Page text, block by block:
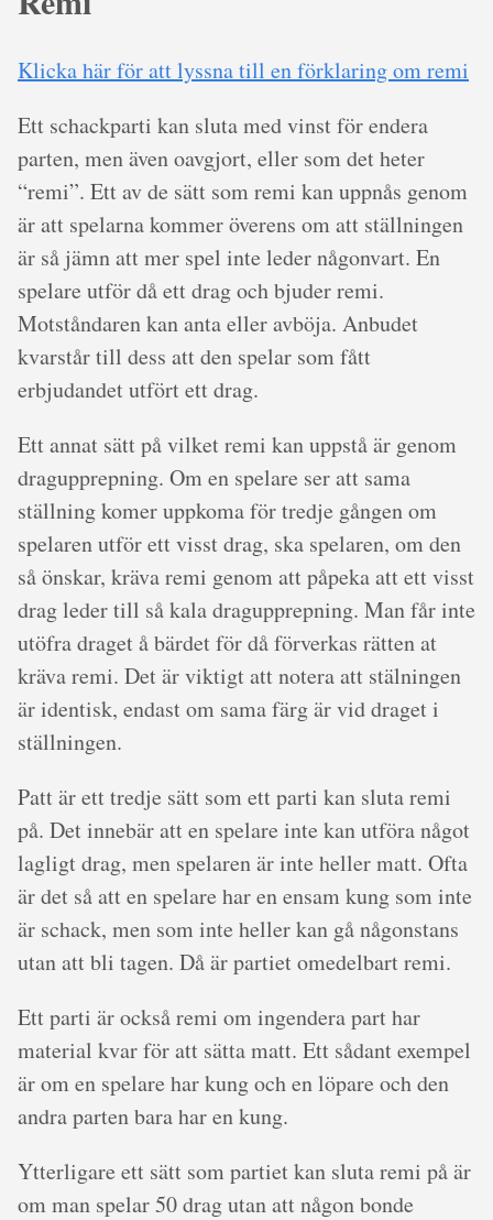
Klicka här för att lyssna till en förklaring om remi
Ett schackparti kan sluta med vinst för endera
parten, men även oavgjort, eller som det heter
“remi”. Ett av de sätt som remi kan uppnås genom
är att spelarna kommer överens om att ställningen
är så jämn att mer spel inte leder någonvart. En
spelare utför då ett drag och bjuder remi.
Motståndaren kan anta eller avböja. Anbudet
kvarstår till dess att den spelar som fått
erbjudandet utfört ett drag.
Ett annat sätt på vilket remi kan uppstå är genom
dragupprepning. Om en spelare ser att sama
ställning komer uppkoma för tredje gången om
spelaren utför ett visst drag, ska spelaren, om den
så önskar, kräva remi genom att påpeka att ett visst
drag leder till så kala dragupprepning. Man får inte
utöfra draget å bärdet för då förverkas rätten at
kräva remi. Det är viktigt att notera att stälningen
är identisk, endast om sama färg är vid draget i
ställningen.
Patt är ett tredje sätt som ett parti kan sluta remi
på. Det innebär att en spelare inte kan utföra något
lagligt drag, men spelaren är inte heller matt. Ofta
är det så att en spelare har en ensam kung som inte
är schack, men som inte heller kan gå någonstans
utan att bli tagen. Då är partiet omedelbart remi.
Ett parti är också remi om ingendera part har
material kvar för att sätta matt. Ett sådant exempel
är om en spelare har kung och en löpare och den
andra parten bara har en kung.
Ytterligare ett sätt som partiet kan sluta remi på är
om man spelar 50 drag utan att någon bonde